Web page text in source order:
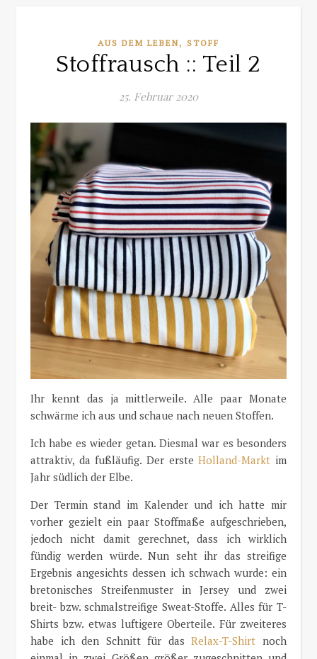
AUS DEM LEBEN, STOFF
Stoffrausch :: Teil 2
25. Februar 2020
Ihr kennt das ja mittlerweile. Alle paar Monate
schwärme ich aus und schaue nach neuen Stoffen.
Ich habe es wieder getan. Diesmal war es besonders
attraktiv, da fußläufig. Der ersteHolland-Markt im
Jahr südlich der Elbe.
Der Termin stand im Kalender und ich hatte mir
vorher gezielt ein paar Stoffmaße aufgeschrieben,
jedoch nicht damit gerechnet, dass ich wirklich
fündig werden würde. Nun seht ihr das streifige
Ergebnis angesichts dessen ich schwach wurde: ein
bretonisches Streifenmuster in Jersey und zwei
breit- bzw. schmalstreifige Sweat-Stoffe. Alles für T-
Shirts bzw. etwas luftigere Oberteile. Für zweiteres
habe ich den Schnitt für dasRelax-T-Shirt noch